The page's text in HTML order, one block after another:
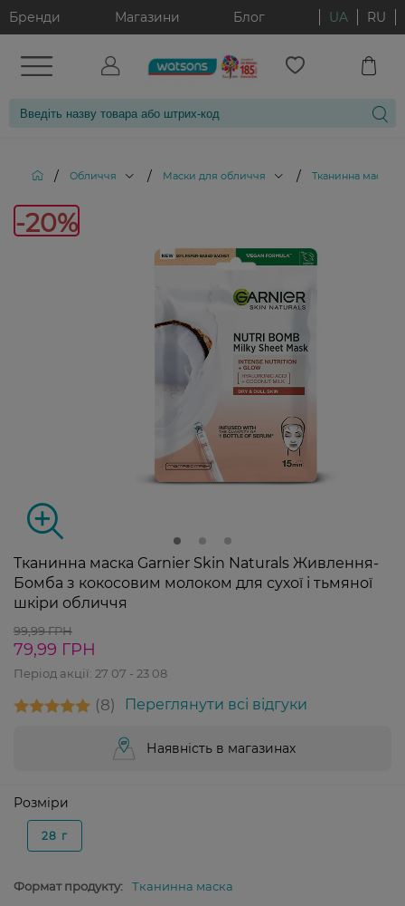
Бренди Магазини Блог UA RU
/ Обличчя / Маски для обличчя / Тканинна маска
-20%
Тканинна маска Garnier Skin Naturals Живлення-
Бомба з кокосовим молоком для сухої і тьмяної
шкіри обличчя
99,99 ГРН
79,99 ГРН
Період акції: 27 07 - 23 08
8 Переглянути всі відгуки
Наявність в магазинах
Розміри
28 г
Формат продукту:
Тканинна маска